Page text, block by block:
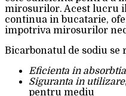
mirosurilor. Acest lucru
continua in bucatarie,
impotriva mirosurilor
Bicarbonatul de sodiu se
Eficienta in
Siguranta in utilizare
pentru mediu